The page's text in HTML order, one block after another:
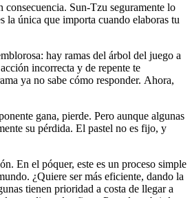
Sun-Tzu seguramente lo
la única que importa cuando elaboras tu
hay ramas del árbol del juego a
incorrecta y de repente te
ya no sabe cómo responder. Ahora,
gana, pierde. Pero aunque algunas
su pérdida. El pastel no es fijo, y
En el póquer, este es un proceso simple
¿Quiere ser más eficiente, dando la
tienen prioridad a costa de llegar a